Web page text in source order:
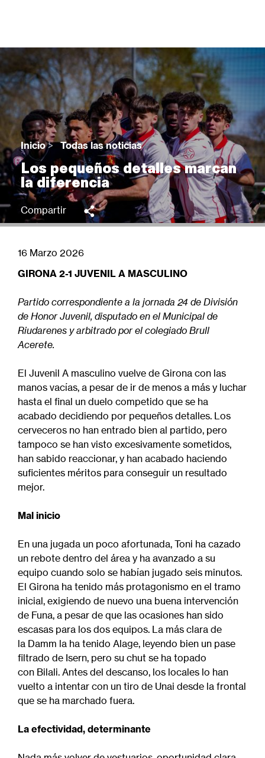
principal
Back
top
Sobrescribir
enlaces
de
ayuda
a
navegación
Inicio > Todas las noticias
Los pequeños detalles marcan
la diferencia
Compartir
16 Marzo 2026
GIRONA 2-1 JUVENIL A MASCULINO
Partido correspondiente a la jornada 24 de División
de Honor Juvenil, disputado en el Municipal de
Riudarenes y arbitrado por el colegiado Brull
Acerete.
El Juvenil A masculino vuelve de Girona con las
manos vacías, a pesar de ir de menos a más y luchar
hasta el final un duelo competido que se ha
acabado decidiendo por pequeños detalles. Los
cerveceros no han entrado bien al partido, pero
tampoco se han visto excesivamente sometidos,
han sabido reaccionar, y han acabado haciendo
suficientes méritos para conseguir un resultado
mejor.
Mal inicio
En una jugada un poco afortunada, Toni ha cazado
un rebote dentro del área y ha avanzado a su
equipo cuando solo se habían jugado seis minutos.
El Girona ha tenido más protagonismo en el tramo
inicial, exigiendo de nuevo una buena intervención
de Funa, a pesar de que las ocasiones han sido
escasas para los dos equipos. La más clara de
la Damm la ha tenido Alage, leyendo bien un pase
filtrado de Isern, pero su chut se ha topado
con Bilali. Antes del descanso, los locales lo han
vuelto a intentar con un tiro de Unai desde la frontal
que se ha marchado fuera.
La efectividad, determinante